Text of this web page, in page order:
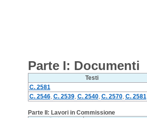
Parte I: Documenti
Testi
C. 2581
C. 2546, C. 2539, C. 2540, C. 2570, C. 2581
Parte II: Lavori in Commissione